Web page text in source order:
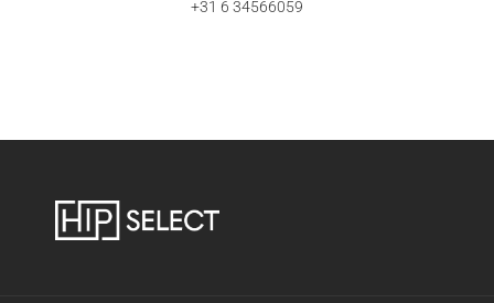
+31 6 34566059